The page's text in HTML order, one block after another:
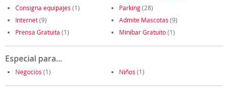
Consigna equipajes (1) Parking(28)
Internet(9) Admite Mascotas (9)
Prensa Gratuita (1) Minibar Gratuito(1)
Especial para...
Negocios (1) Niños (1)